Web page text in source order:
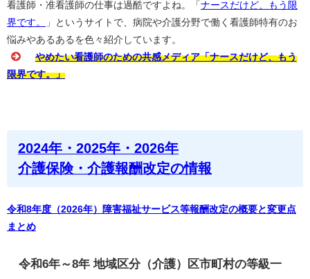
看護師・准看護師の仕事は過酷ですよね。「ナースだけど、もう限
界です。
」というサイトで、病院や介護分野で働く看護師特有のお
悩みやあるあるを色々紹介しています。
やめたい看護師のための共感メディア「ナースだけど、もう
限界です。」
2024年・2025年・2026年
介護保険・介護報酬改定の情報
令和8年度（2026年）障害福祉サービス等報酬改定の概要と変更点
まとめ
令和6年～8年 地域区分（介護）区市町村の等級一